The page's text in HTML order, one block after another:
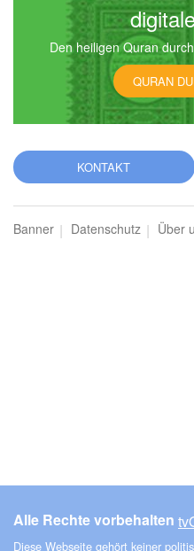
Den heiligen Quran
QURAN
KONTAKT
Banner Datenschutz Über
Alle Rechte vorbehalten
Diese Webseite gehört keiner